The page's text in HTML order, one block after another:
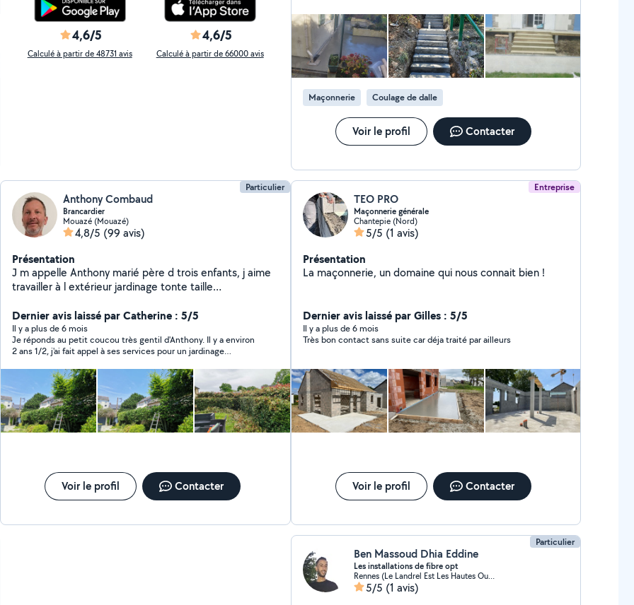
4,6/5
Calculé à partir de 48731 avis
4,6/5
Calculé à partir de 66000 avis
Maçonnerie Coulage de dalle
Voir le profil Contacter
Particulier
Anthony Combaud
Brancardier
Mouazé (Mouazé)
4,8/5 (99 avis)
Présentation
J m appelle Anthony marié père d trois enfants, j aime
travailler à l extérieur jardinage tonte taille
semaines au travail, donc je suis prêt à venir m occuper
de vos extérieurs . Cesu accepté...
Dernier avis laissé par Catherine : 5/5
Il y a plus de 6 mois
Je réponds au petit coucou très gentil d'Anthony. Il y a environ
2 ans 1/2, j'ai fait appel à ses services pour un jardinage
travail d'Anthony. Je l'en remercie encore. Tout s'est vraiment
bien passé, la preuve, il ne manque pas de me faire un petit
coucou. N'hésitez pas à le contacter, Anthony est quelqu'un de
sérieux, travailleur et honnête. Je le recommande vivement.
Voir le profil Contacter
Entreprise
TEO PRO
Maçonnerie générale
Chantepie (Nord)
5/5 (1 avis)
Présentation
La maçonnerie, un domaine qui nous connait bien !
Dernier avis laissé par Gilles : 5/5
Il y a plus de 6 mois
Très bon contact sans suite car déja traité par ailleurs
Voir le profil Contacter
Particulier
Ben Massoud Dhia Eddine
Les installations de fibre opt
Rennes (Le Landrel Est Les Hautes Ourmes)
5/5 (1 avis)